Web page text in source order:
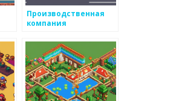
Производственная
компания